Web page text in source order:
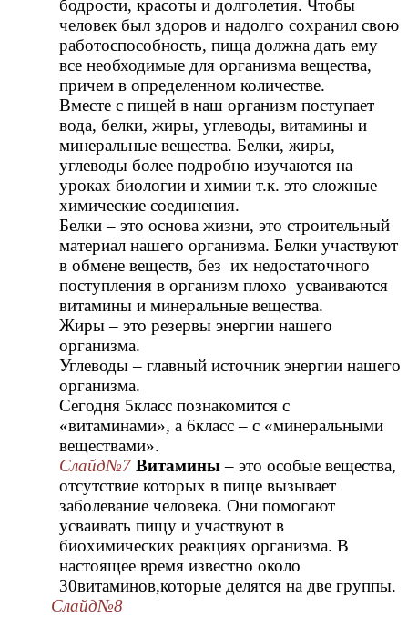
бодрости, красоты и долголетия. Чтобы
человек был здоров и надолго сохранил свою
работоспособность, пища должна дать ему
все необходимые для организма вещества,
причем в определенном количестве.
Вместе с пищей в наш организм поступает
вода, белки, жиры, углеводы, витамины и
минеральные вещества. Белки, жиры,
углеводы более подробно изучаются на
уроках биологии и химии т.к. это сложные
химические соединения.
Белки – это основа жизни, это строительный
материал нашего организма. Белки участвуют
в обмене веществ, без их недостаточного
поступления в организм плохо усваиваются
витамины и минеральные вещества.
Жиры – это резервы энергии нашего
организма.
Углеводы – главный источник энергии нашего
организма.
Сегодня 5класс познакомится с
«витаминами», а 6класс – с «минеральными
веществами».
Слайд№7 Витамины– это особые вещества,
отсутствие которых в пище вызывает
заболевание человека. Они помогают
усваивать пищу и участвуют в
биохимических реакциях организма. В
настоящее время известно около
30витаминов,которые делятся на две группы.
Слайд№8